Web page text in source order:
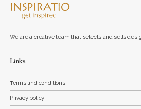
We are a creative team that selects and sells
Links
Terms and conditions
Privacy policy